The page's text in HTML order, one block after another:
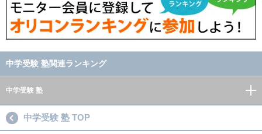
中学受験 塾関連ランキング
中学受験 塾
中学受験 塾 TOP